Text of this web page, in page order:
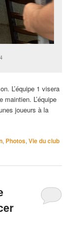
L’équipe 1 visera
L’équipe
joueurs à la
, Photos,Vie du club